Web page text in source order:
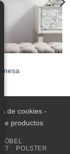
de cookies-
productos
POLSTER